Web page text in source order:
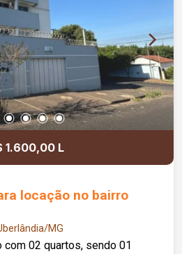
1.600,00 L
locação no bairro
MG
com 02 quartos, sendo 01